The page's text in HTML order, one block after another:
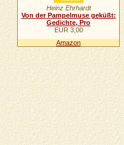
Heinz Ehrhardt
Von der Pampelmuse geküßt:
Gedichte, Pro
EUR 3,00
Amazon